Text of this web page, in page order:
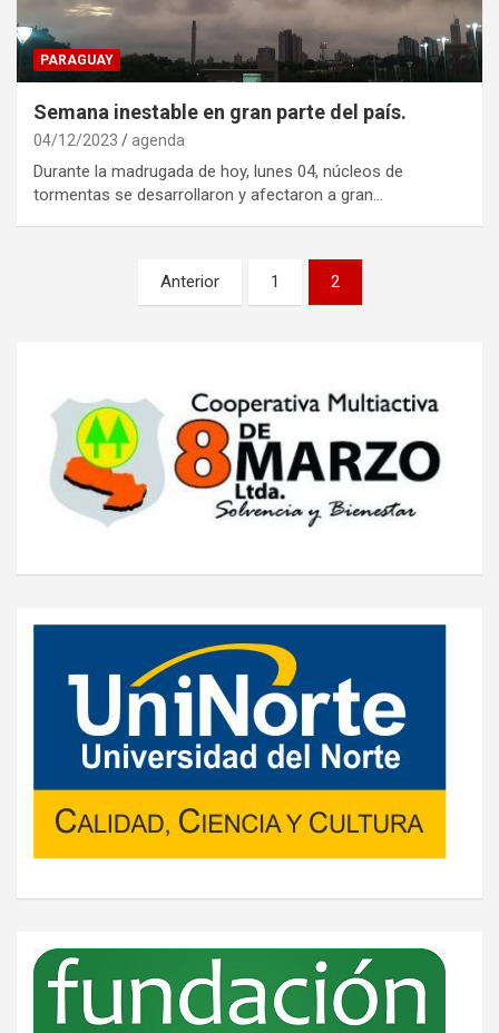
PARAGUAY
Semana inestable en gran parte del país.
04/12/2023 agenda
Durante la madrugada de hoy, lunes 04, núcleos de
tormentas se desarrollaron y afectaron a gran…
NavegaciónAnterior 1 2